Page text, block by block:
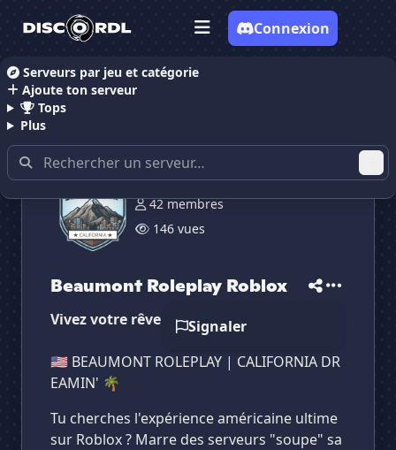
Serveurs par jeu et catégorie
Ajoute ton serveur
Tops
Plus
Connexion
Accueil Serveurs Discord Gaming
42 membres
146 vues
Beaumont Roleplay Roblox
Signaler
Vivez votre rêve american!! 🇺🇸
🇺🇸 BEAUMONT ROLEPLAY | CALIFORNIA DR
EAMIN' 🌴
​Tu cherches l'expérience américaine ultime
sur Roblox ? Marre des serveurs "soupe" sa
Es-tu sûr de vouloir supprimer ton avis de ce